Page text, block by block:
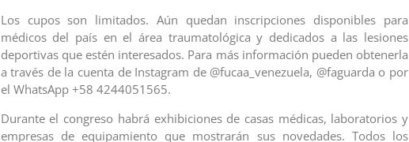
Los cupos son limitados. Aún quedan inscripciones disponibles para
médicos del país en el área traumatológica y dedicados a las lesiones
deportivas que estén interesados. Para más información pueden obtenerla
a través de la cuenta de Instagram de @fucaa_venezuela, @faguarda o por
el WhatsApp +58 4244051565.
Durante el congreso habrá exhibiciones de casas médicas, laboratorios y
empresas de equipamiento que mostrarán sus novedades. Todos los